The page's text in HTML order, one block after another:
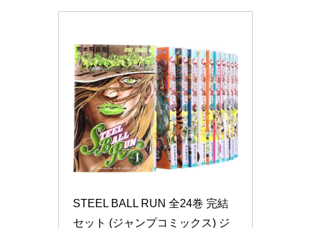
STEEL BALL RUN 全24巻 完結
セット (ジャンプコミックス) ジ